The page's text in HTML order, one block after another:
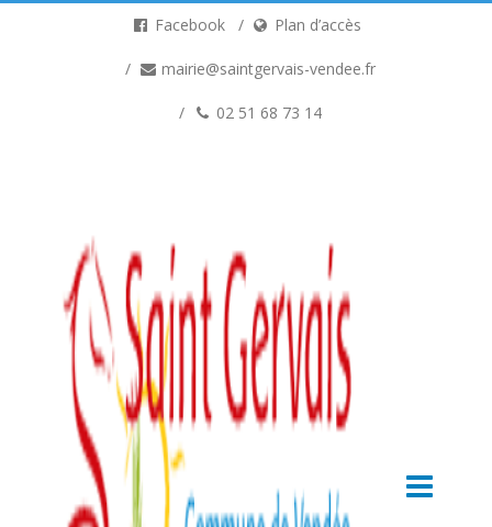
Facebook Plan d’accès
mairie@saintgervais-vendee.fr
02 51 68 73 14